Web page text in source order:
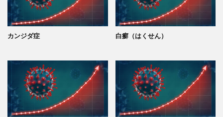
カンジダ症 白癬（はくせん）